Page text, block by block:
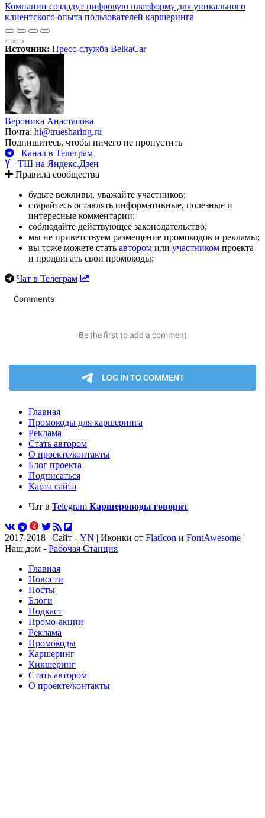
Компании создадут цифровую платформу для уникального
клиентского опыта пользователей каршеринга
Источник: Пресс-служба BelkaCar
Вероника Анастасова
Почта: hi@truesharing.ru
Подпишитесь, чтобы ничего не пропустить
Канал в Телеграм
ТШ на Яндекс.Дзен
Правила сообщества
будьте вежливы, уважайте участников;
старайтесь оставлять информативные, полезные и
интересные комментарии;
соблюдайте действующее законодательство;
мы не приветствуем размещение промокодов и рекламы;
вы тоже можете стать автором или участником проекта
и продвигать свои промокоды;
Чат в Телеграм
Главная
Промокоды для каршеринга
Реклама
Стать автором
О проекте/контакты
Блог проекта
Подписаться
Карта сайта
Чат в Telegram Каршероводы говорят
2017-2018 | Сайт - YN | Иконки от FlatIcon и FontAwesome |
Наш дом - Рабочая Станция
Главная
Новости
Посты
Блоги
Подкаст
Промо-акции
Реклама
Промокоды
Каршеринг
Кикшеринг
Стать автором
О проекте/контакты